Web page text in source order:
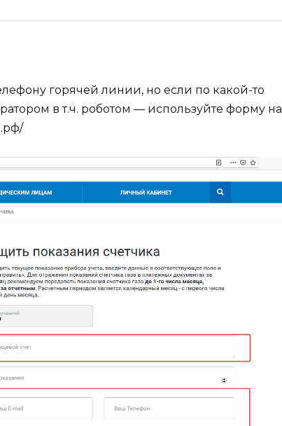
горячей линии, но если по какой-то
в т.ч. роботом — используйте форму на